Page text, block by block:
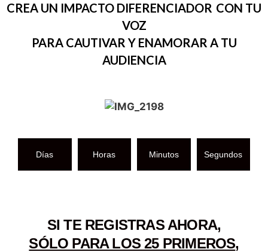
CREA UN IMPACTO DIFERENCIADOR CON TU
VOZ
PARA CAUTIVAR Y ENAMORAR A TU
AUDIENCIA
Días Horas Minutos Segundos
SI TE REGISTRAS AHORA,
SÓLO PARA LOS 25 PRIMEROS,